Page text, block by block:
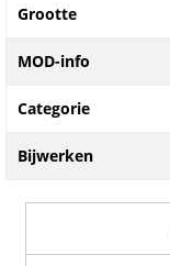
Grootte
MOD-info
Categorie
Bijwerken